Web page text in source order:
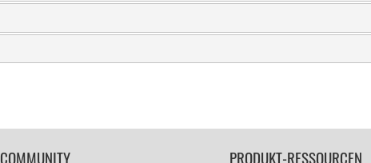
COMMUNITY PRODUKT-RESSOURCEN